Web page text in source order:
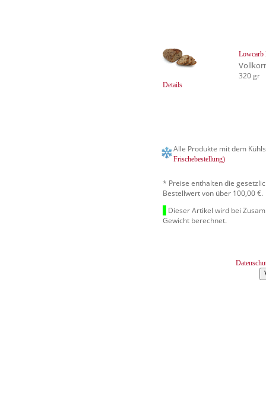
Details
Lowcarb
320 gr
Alle Produkte mit dem
Frischebestellung)
* Preise enthalten die
Bestellwert von über 100,00 €.
Dieser Artikel wird bei
Gewicht berechnet.